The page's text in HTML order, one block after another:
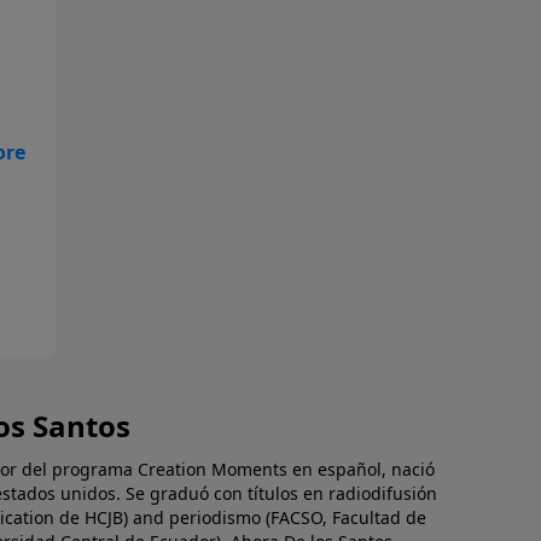
y
Santos
del programa Creation Moments en español, nació
unidos. Se graduó con títulos en radiodifusión
de HCJB) and periodismo (FACSO, Facultad de